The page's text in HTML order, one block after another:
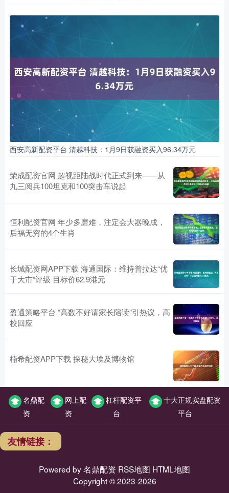
西安高新配资平台 清越科技：1月9日获融资买入96.34万元
荣成配资官网 超视距陆战时代正式到来——从
九三阅兵100坦克和100突击车说起
恒利配资官网 年少多磨难，注定会大器晚成，
后福无穷的4个生肖
长城配资网APP下载 海通国际：维持普拉达“优
于大市”评级 目标价62.9港元
盈通策略平台 “高数不好请家长陪读”引热议，高
校回应
楠希配资APP下载 探秘大埃及博物馆
名鼎配
资
网上配
资
杠杆配资平
台
十大正规实盘配资
平台
友情链接：
Powered by名鼎配资 RSS地图 HTML地图
Copyright© 2023-2026